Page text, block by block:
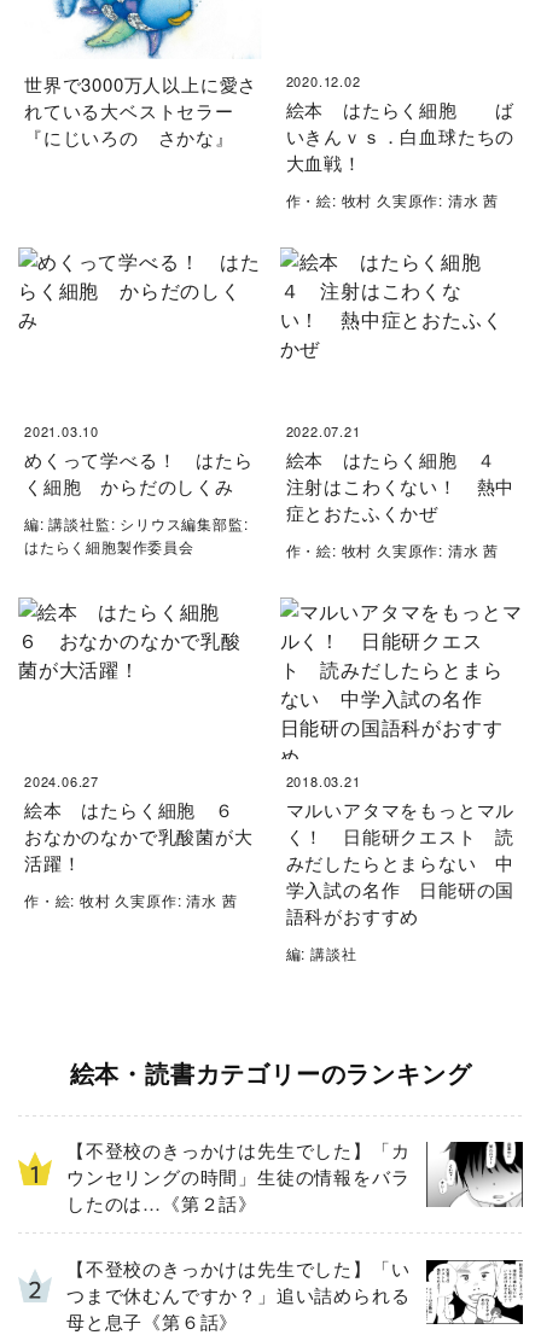
世界で3000万人以上に愛さ
れている大ベストセラー
『にじいろの さかな』
2020.12.02
絵本 はたらく細胞 ば
いきんｖｓ．白血球たちの
大血戦！
作・絵: 牧村 久実原作: 清水 茜
2021.03.10
めくって学べる！ はたら
く細胞 からだのしくみ
編: 講談社監: シリウス編集部監:
はたらく細胞製作委員会
2022.07.21
絵本 はたらく細胞 ４
注射はこわくない！ 熱中
症とおたふくかぜ
作・絵: 牧村 久実原作: 清水 茜
2024.06.27
絵本 はたらく細胞 ６
おなかのなかで乳酸菌が大
活躍！
作・絵: 牧村 久実原作: 清水 茜
2018.03.21
マルいアタマをもっとマル
く！ 日能研クエスト 読
みだしたらとまらない 中
学入試の名作 日能研の国
語科がおすすめ
編: 講談社
絵本・読書カテゴリーのランキング
【不登校のきっかけは先生でした】「カ
ウンセリングの時間」生徒の情報をバラ
したのは…《第２話》
【不登校のきっかけは先生でした】「い
つまで休むんですか？」追い詰められる
母と息子《第６話》